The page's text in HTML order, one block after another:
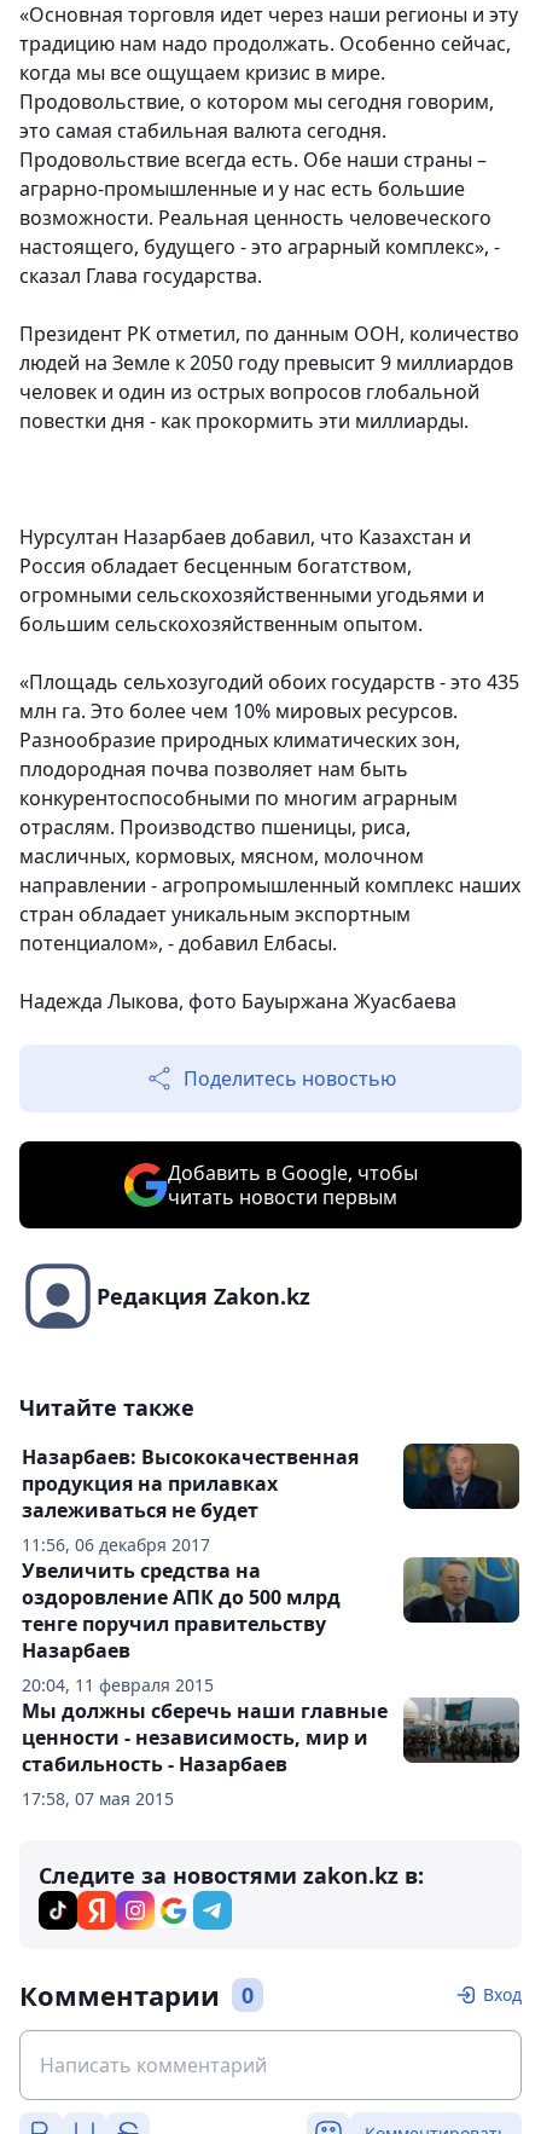
«Основная торговля идет через наши регионы и эту
традицию нам надо продолжать. Особенно сейчас,
когда мы все ощущаем кризис в мире.
Продовольствие, о котором мы сегодня говорим,
это самая стабильная валюта сегодня.
Продовольствие всегда есть. Обе наши страны –
аграрно-промышленные и у нас есть большие
возможности. Реальная ценность человеческого
настоящего, будущего - это аграрный комплекс», -
сказал Глава государства.
Президент РК отметил, по данным ООН, количество
людей на Земле к 2050 году превысит 9 миллиардов
человек и один из острых вопросов глобальной
повестки дня - как прокормить эти миллиарды.
Нурсултан Назарбаев добавил, что Казахстан и
Россия обладает бесценным богатством,
огромными сельскохозяйственными угодьями и
большим сельскохозяйственным опытом.
«Площадь сельхозугодий обоих государств - это 435
млн га. Это более чем 10% мировых ресурсов.
Разнообразие природных климатических зон,
плодородная почва позволяет нам быть
конкурентоспособными по многим аграрным
отраслям. Производство пшеницы, риса,
масличных, кормовых, мясном, молочном
направлении - агропромышленный комплекс наших
стран обладает уникальным экспортным
потенциалом», - добавил Елбасы.
Надежда Лыкова, фото Бауыржана Жуасбаева
Поделитесь новостью
Добавить в Google, чтобы
читать новости первым
Редакция Zakon.kz
Читайте также
11:56, 06 декабря 2017
Назарбаев: Высококачественная
продукция на прилавках
залеживаться не будет
20:04, 11 февраля 2015
Увеличить средства на
оздоровление АПК до 500 млрд
тенге поручил правительству
Назарбаев
17:58, 07 мая 2015
Мы должны сберечь наши главные
ценности - независимость, мир и
стабильность - Назарбаев
Следите за новостями zakon.kz в:
Комментарии 0 Вход